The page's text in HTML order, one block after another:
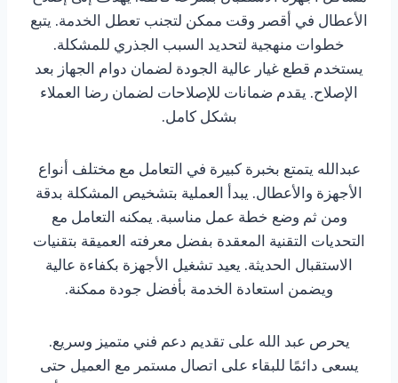
الأعطال في أقصر وقت ممكن لتجنب تعطل الخدمة. يتبع
خطوات منهجية لتحديد السبب الجذري للمشكلة.
يستخدم قطع غيار عالية الجودة لضمان دوام الجهاز بعد
الإصلاح. يقدم ضمانات للإصلاحات لضمان رضا العملاء
بشكل كامل.
عبدالله يتمتع بخبرة كبيرة في التعامل مع مختلف أنواع
الأجهزة والأعطال. يبدأ العملية بتشخيص المشكلة بدقة
ومن ثم وضع خطة عمل مناسبة. يمكنه التعامل مع
التحديات التقنية المعقدة بفضل معرفته العميقة بتقنيات
الاستقبال الحديثة. يعيد تشغيل الأجهزة بكفاءة عالية
ويضمن استعادة الخدمة بأفضل جودة ممكنة.
يحرص عبد الله على تقديم دعم فني متميز وسريع.
يسعى دائمًا للبقاء على اتصال مستمر مع العميل حتى